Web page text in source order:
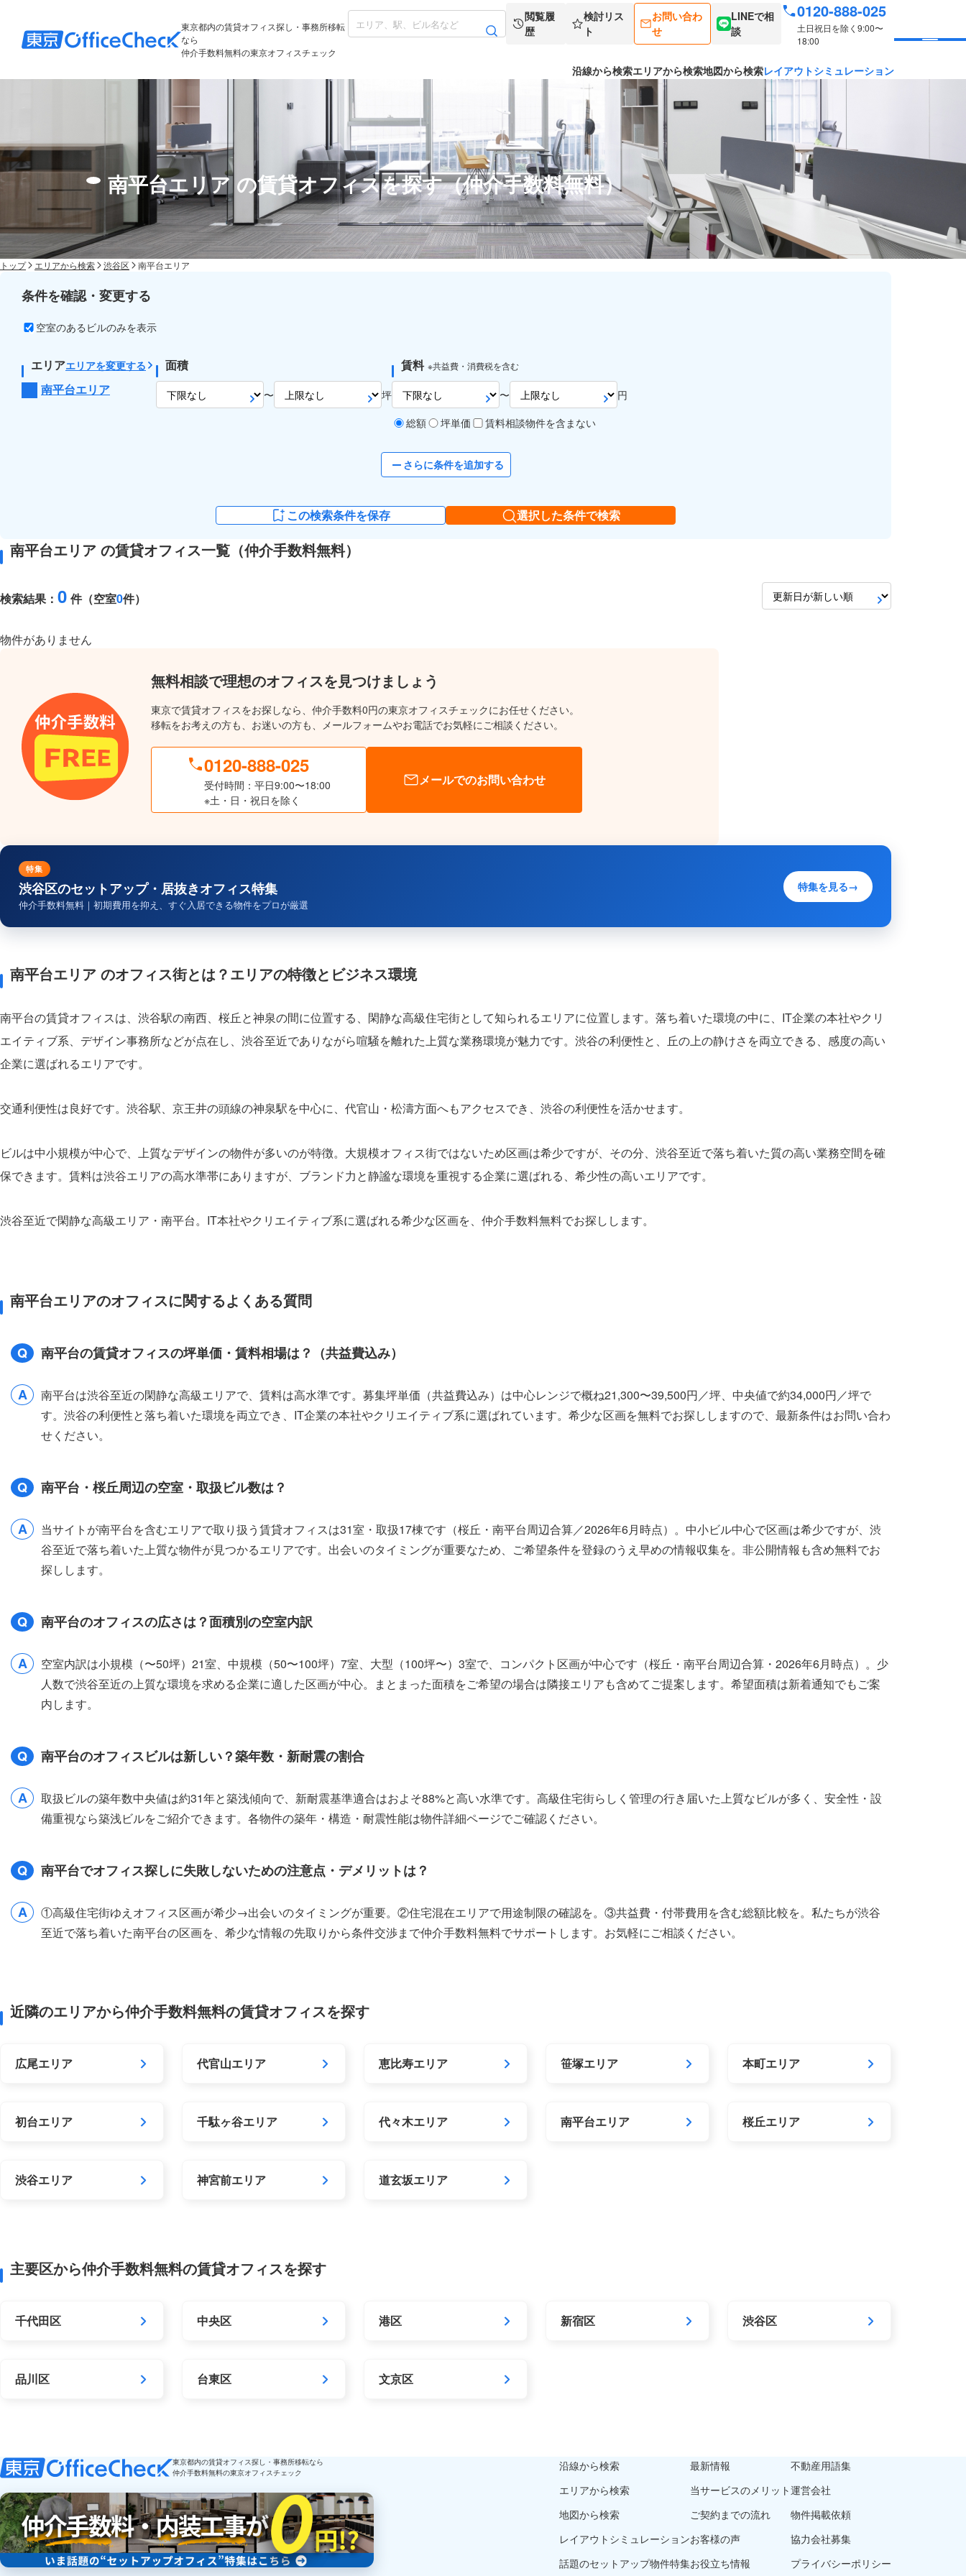
東京都内の賃貸オフィス探し・事務所移転
なら
仲介手数料無料の東京オフィスチェック
閲覧履
歴
検討リス
ト
お問い合わ
せ
LINEで相
談
0120-888-025
土日祝日を除く9:00〜
18:00
沿線から検索エリアから検索地図から検索レイアウトシミュレーション
南平台エリア の賃貸オフィスを探す（仲介手数料無料）
トップ エリアから検索 渋谷区 南平台エリア
条件を確認・変更する
空室のあるビルのみを表示
エリアエリアを変更する
南平台エリア
面積
〜 坪
賃料 ※共益費・消費税を含む
〜
円
総額
坪単価 賃料相談物件を含まない
さらに条件を追加する
この検索条件を保存 選択した条件で検索
南平台エリア の賃貸オフィス一覧（仲介手数料無料）
検索結果： 0 件（空室0件）
物件がありません
無料相談で理想のオフィスを見つけましょう
東京で賃貸オフィスをお探しなら、仲介手数料0円の東京オフィスチェックにお任せください。
移転をお考えの方も、お迷いの方も、メールフォームやお電話でお気軽にご相談ください。
0120-888-025
受付時間：平日9:00〜18:00
※土・日・祝日を除く
メールでのお問い合わせ
特集
渋谷区のセットアップ・居抜きオフィス特集
仲介手数料無料｜初期費用を抑え、すぐ入居できる物件をプロが厳選
特集を見る→
南平台エリア のオフィス街とは？エリアの特徴とビジネス環境
南平台の賃貸オフィスは、渋谷駅の南西、桜丘と神泉の間に位置する、閑静な高級住宅街として知られるエリアに位置します。落ち着いた環境の中に、IT企業の本社やクリ
エイティブ系、デザイン事務所などが点在し、渋谷至近でありながら喧騒を離れた上質な業務環境が魅力です。渋谷の利便性と、丘の上の静けさを両立できる、感度の高い
企業に選ばれるエリアです。
交通利便性は良好です。渋谷駅、京王井の頭線の神泉駅を中心に、代官山・松濤方面へもアクセスでき、渋谷の利便性を活かせます。
ビルは中小規模が中心で、上質なデザインの物件が多いのが特徴。大規模オフィス街ではないため区画は希少ですが、その分、渋谷至近で落ち着いた質の高い業務空間を確
保できます。賃料は渋谷エリアの高水準帯にありますが、ブランド力と静謐な環境を重視する企業に選ばれる、希少性の高いエリアです。
渋谷至近で閑静な高級エリア・南平台。IT本社やクリエイティブ系に選ばれる希少な区画を、仲介手数料無料でお探しします。
南平台エリアのオフィスに関するよくある質問
Q 南平台の賃貸オフィスの坪単価・賃料相場は？（共益費込み）
A
南平台は渋谷至近の閑静な高級エリアで、賃料は高水準です。募集坪単価（共益費込み）は中心レンジで概ね21,300〜39,500円／坪、中央値で約34,000円／坪で
す。渋谷の利便性と落ち着いた環境を両立でき、IT企業の本社やクリエイティブ系に選ばれています。希少な区画を無料でお探ししますので、最新条件はお問い合わ
せください。
Q 南平台・桜丘周辺の空室・取扱ビル数は？
A
当サイトが南平台を含むエリアで取り扱う賃貸オフィスは31室・取扱17棟です（桜丘・南平台周辺合算／2026年6月時点）。中小ビル中心で区画は希少ですが、渋
谷至近で落ち着いた上質な物件が見つかるエリアです。出会いのタイミングが重要なため、ご希望条件を登録のうえ早めの情報収集を。非公開情報も含め無料でお
探しします。
Q 南平台のオフィスの広さは？面積別の空室内訳
A
空室内訳は小規模（〜50坪）21室、中規模（50〜100坪）7室、大型（100坪〜）3室で、コンパクト区画が中心です（桜丘・南平台周辺合算・2026年6月時点）。少
人数で渋谷至近の上質な環境を求める企業に適した区画が中心。まとまった面積をご希望の場合は隣接エリアも含めてご提案します。希望面積は新着通知でもご案
内します。
Q 南平台のオフィスビルは新しい？築年数・新耐震の割合
A
取扱ビルの築年数中央値は約31年と築浅傾向で、新耐震基準適合はおよそ88%と高い水準です。高級住宅街らしく管理の行き届いた上質なビルが多く、安全性・設
備重視なら築浅ビルをご紹介できます。各物件の築年・構造・耐震性能は物件詳細ページでご確認ください。
Q 南平台でオフィス探しに失敗しないための注意点・デメリットは？
A
①高級住宅街ゆえオフィス区画が希少→出会いのタイミングが重要。②住宅混在エリアで用途制限の確認を。③共益費・付帯費用を含む総額比較を。私たちが渋谷
至近で落ち着いた南平台の区画を、希少な情報の先取りから条件交渉まで仲介手数料無料でサポートします。お気軽にご相談ください。
近隣のエリアから仲介手数料無料の賃貸オフィスを探す
広尾エリア 代官山エリア 恵比寿エリア 笹塚エリア 本町エリア
初台エリア 千駄ヶ谷エリア 代々木エリア 南平台エリア 桜丘エリア
渋谷エリア 神宮前エリア 道玄坂エリア
主要区から仲介手数料無料の賃貸オフィスを探す
千代田区 中央区 港区 新宿区 渋谷区
品川区 台東区 文京区
東京都内の賃貸オフィス探し・事務所移転なら
仲介手数料無料の東京オフィスチェック
沿線から検索
エリアから検索
地図から検索
レイアウトシミュレーション
話題のセットアップ物件特集
最新情報
当サービスのメリット
ご契約までの流れ
お客様の声
お役立ち情報
不動産用語集
運営会社
物件掲載依頼
協力会社募集
プライバシーポリシー